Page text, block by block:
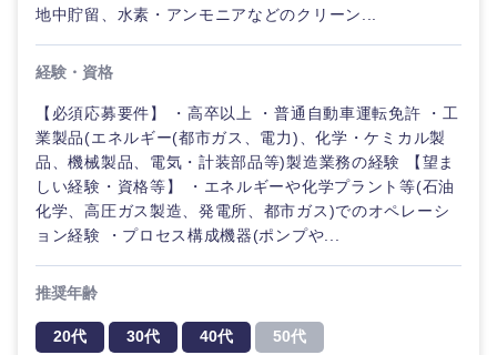
選択する
選択する
選択する
選択する
地中貯留、水素・アンモニアなどのクリーン...
経験・資格
【必須応募要件】 ・高卒以上 ・普通自動車運転免許 ・工
業製品(エネルギー(都市ガス、電力)、化学・ケミカル製
品、機械製品、電気・計装部品等)製造業務の経験 【望ま
しい経験・資格等】 ・エネルギーや化学プラント等(石油
化学、高圧ガス製造、発電所、都市ガス)でのオペレーシ
ョン経験 ・プロセス構成機器(ポンプや...
推奨年齢
20代 30代 40代 50代